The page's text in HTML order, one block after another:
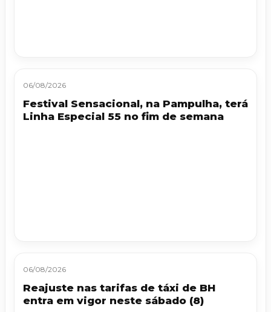
06/08/2026
Festival Sensacional, na Pampulha, terá
Linha Especial 55 no fim de semana
06/08/2026
Reajuste nas tarifas de táxi de BH
entra em vigor neste sábado (8)